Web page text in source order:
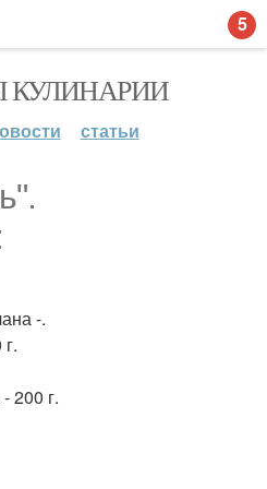
КУЛИНАРИИ
статьи
-.
200 г.
5